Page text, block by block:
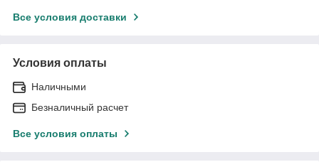
Все условия доставки
Условия оплаты
Наличными
Безналичный расчет
Все условия оплаты